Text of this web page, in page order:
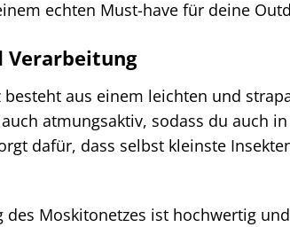
echten Must-have für deine
Verarbeitung
besteht aus einem leichten und
atmungsaktiv, sodass du auch
dafür, dass selbst kleinste
des Moskitonetzes ist hochwertig